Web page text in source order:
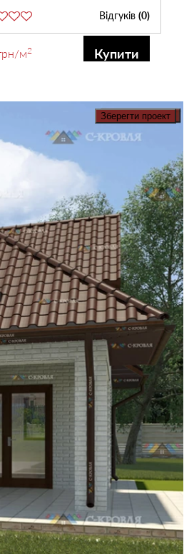
Відгуків (0)
/м2 Купити
Зберегти проект